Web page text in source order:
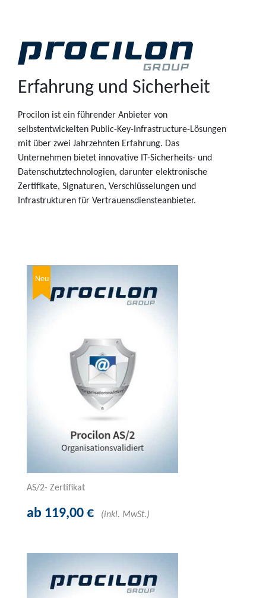
Erfahrung und Sicherheit
Procilon ist ein führender Anbieter von
selbstentwickelten Public-Key-Infrastructure-Lösungen
mit über zwei Jahrzehnten Erfahrung. Das
Unternehmen bietet innovative IT-Sicherheits- und
Datenschutztechnologien, darunter elektronische
Zertifikate, Signaturen, Verschlüsselungen und
Infrastrukturen für Vertrauensdiensteanbieter.
Neu
AS/2- Zertifikat
ab 119,00 € (inkl. MwSt.)